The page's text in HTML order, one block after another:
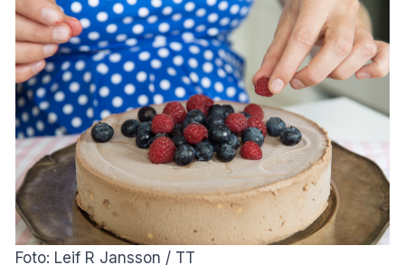
Foto: Leif R Jansson / TT